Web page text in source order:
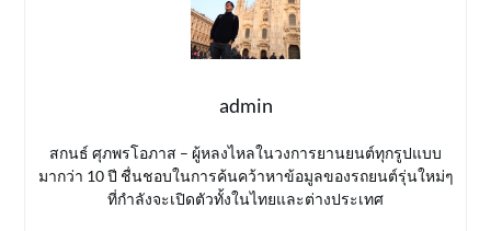
admin
สกนธ์ ศุภพรโอภาส – ผู้หลงไหลในวงการยานยนต์ทุกรูปแบบ
มากว่า 10 ปี ชื่นชอบในการค้นคว้าหาข้อมูลของรถยนต์รุ่นใหม่ๆ
ที่กำลังจะเปิดตัวทั้งในไทยและต่างประเทศ